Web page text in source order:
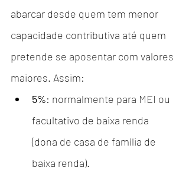
abarcar desde quem tem menor
capacidade contributiva até quem
pretende se aposentar com valores
maiores. Assim:
5%: normalmente para MEI ou
facultativo de baixa renda
(dona de casa de família de
baixa renda).